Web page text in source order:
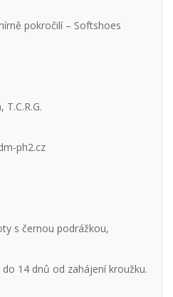
pokročilí – Softshoes
ph2.cz
s černou podrážkou,
14 dnů od zahájení kroužku.